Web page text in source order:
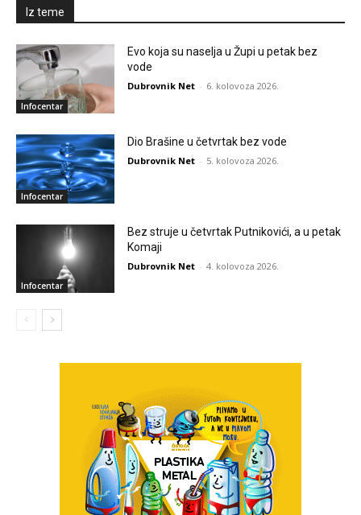
Iz teme
Infocentar
Evo koja su naselja u Župi u petak bez
vode
Dubrovnik Net - 6. kolovoza 2026.
Infocentar
Dio Brašine u četvrtak bez vode
Dubrovnik Net - 5. kolovoza 2026.
Infocentar
Bez struje u četvrtak Putnikovići, a u petak
Komaji
Dubrovnik Net - 4. kolovoza 2026.